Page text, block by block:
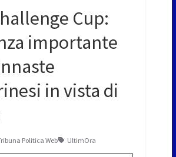
Cup:
importante
in vista di
Politica Web UltimOra